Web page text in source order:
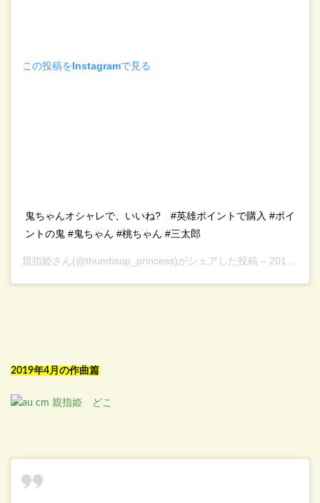
この投稿をInstagramで見る
鬼ちゃんオシャレで、いいね?⁣⠀ #英雄ポイントで購入 #ポイ
ントの鬼 #鬼ちゃん #桃ちゃん #三太郎
親指姫さん(@thumbsup_princess)がシェアした投稿 – 2019年 4月月3日午後6時30分PDT
2019年4月の作曲篇